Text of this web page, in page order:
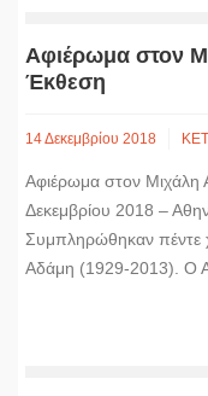
Αφιέρωμα στον
Έκθεση
14 Δεκεμβρίου 2018
Αφιέρωμα στον Μιχάλη
Δεκεμβρίου 2018 –
Συμπληρώθηκαν πέντε
Αδάμη (1929-2013). Ο